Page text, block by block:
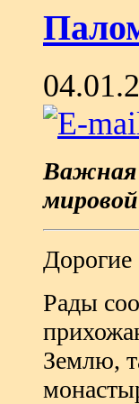
Важная
Рады
Землю,